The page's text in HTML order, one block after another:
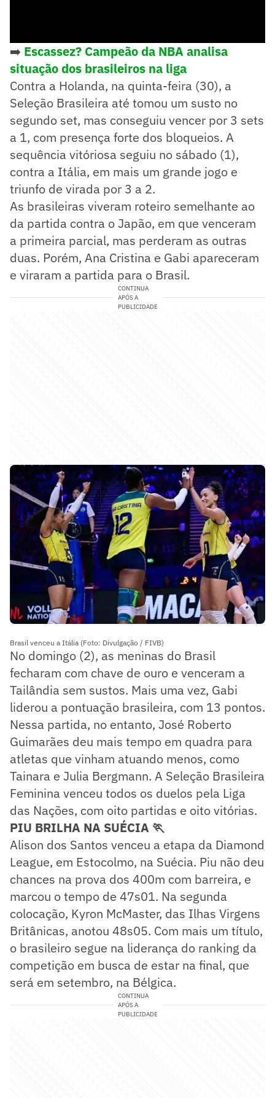
➡️ Escassez? Campeão da NBA analisa
situação dos brasileiros na liga
Contra a Holanda, na quinta-feira (30), a
Seleção Brasileira até tomou um susto no
segundo set, mas conseguiu vencer por 3 sets
a 1, com presença forte dos bloqueios. A
sequência vitóriosa seguiu no sábado (1),
contra a Itália, em mais um grande jogo e
triunfo de virada por 3 a 2.
As brasileiras viveram roteiro semelhante ao
da partida contra o Japão, em que venceram
a primeira parcial, mas perderam as outras
duas. Porém, Ana Cristina e Gabi apareceram
e viraram a partida para o Brasil.
CONTINUA
APÓS A
PUBLICIDADE
Brasil venceu a Itália (Foto: Divulgação / FIVB)
No domingo (2), as meninas do Brasil
fecharam com chave de ouro e venceram a
Tailândia sem sustos. Mais uma vez, Gabi
liderou a pontuação brasileira, com 13 pontos.
Nessa partida, no entanto, José Roberto
Guimarães deu mais tempo em quadra para
atletas que vinham atuando menos, como
Tainara e Julia Bergmann. A Seleção Brasileira
Feminina venceu todos os duelos pela Liga
das Nações, com oito partidas e oito vitórias.
PIU BRILHA NA SUÉCIA 🏃
Alison dos Santos venceu a etapa da Diamond
League, em Estocolmo, na Suécia. Piu não deu
chances na prova dos 400m com barreira, e
marcou o tempo de 47s01. Na segunda
colocação, Kyron McMaster, das Ilhas Virgens
Britânicas, anotou 48s05. Com mais um título,
o brasileiro segue na liderança do ranking da
competição em busca de estar na final, que
será em setembro, na Bélgica.
CONTINUA
APÓS A
PUBLICIDADE